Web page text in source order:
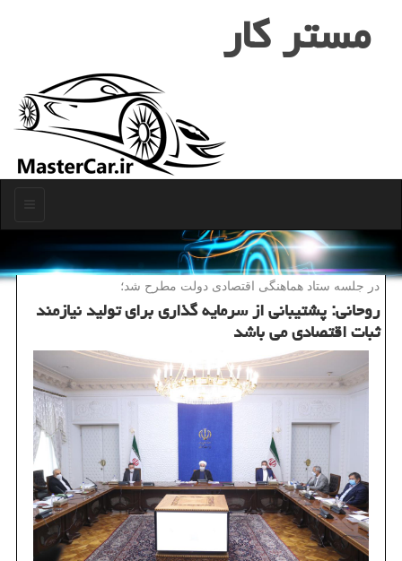
مستر كار
در جلسه ستاد هماهنگی اقتصادی دولت مطرح شد؛
روحانی: پشتیبانی از سرمایه گذاری برای تولید نیازمند
ثبات اقتصادی می باشد